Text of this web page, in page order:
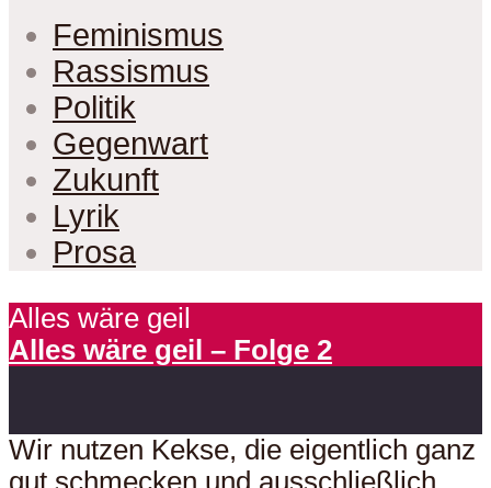
Feminismus
Rassismus
Politik
Gegenwart
Zukunft
Lyrik
Prosa
Alles wäre geil
Alles wäre geil – Folge 2
Wir nutzen Kekse, die eigentlich ganz
gut schmecken und ausschließlich